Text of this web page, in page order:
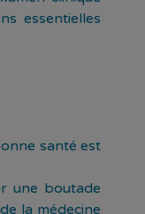
essentielles
santé est
une boutade
la médecine